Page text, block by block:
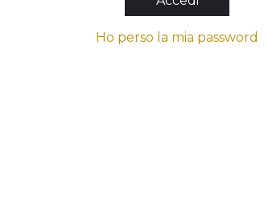
Ho perso la mia password